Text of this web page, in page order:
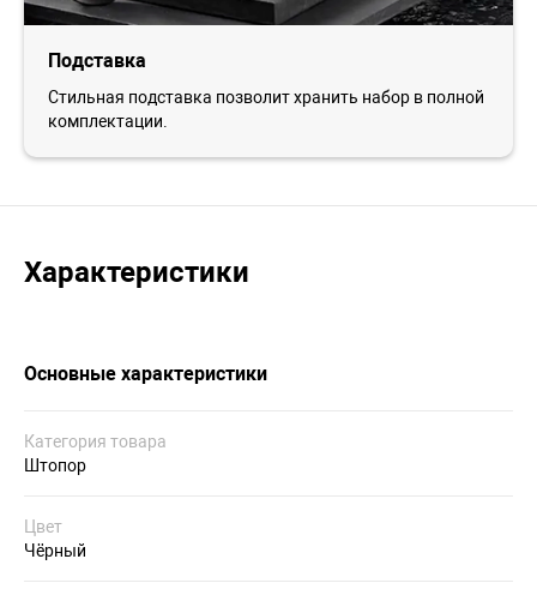
Подставка
Стильная подставка позволит хранить набор в полной
комплектации.
Характеристики
Основные характеристики
Категория товара
Штопор
Цвет
Чёрный